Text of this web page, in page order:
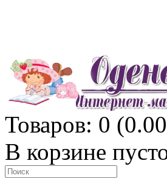
Товаров: 0
В корзине